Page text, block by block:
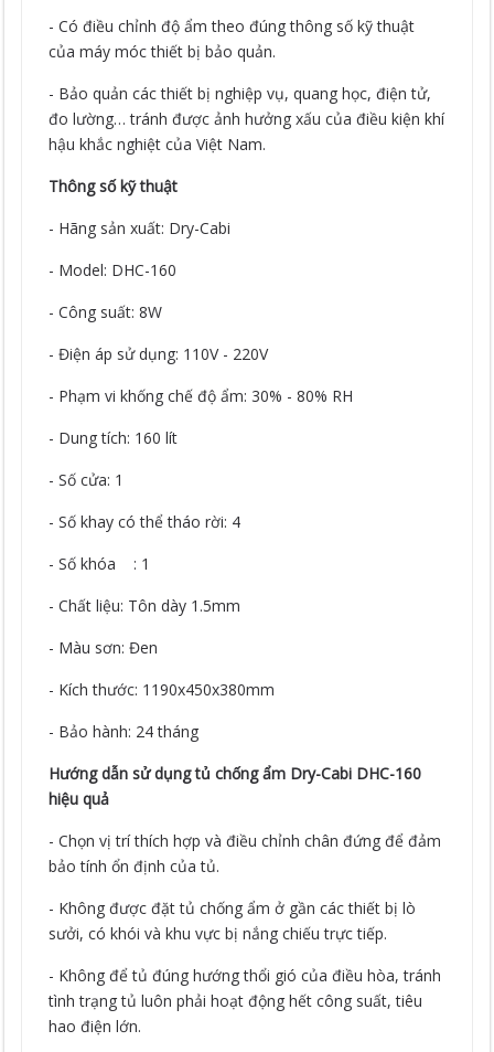
- Có điều chỉnh độ ẩm theo đúng thông số kỹ thuật
của máy móc thiết bị bảo quản.
- Bảo quản các thiết bị nghiệp vụ, quang học, điện tử,
đo lường… tránh được ảnh hưởng xấu của điều kiện khí
hậu khắc nghiệt của Việt Nam.
Thông số kỹ thuật
- Hãng sản xuất: Dry-Cabi
- Model: DHC-160
- Công suất: 8W
- Điện áp sử dụng: 110V - 220V
- Phạm vi khống chế độ ẩm: 30% - 80% RH
- Dung tích: 160 lít
- Số cửa: 1
- Số khay có thể tháo rời: 4
- Số khóa : 1
- Chất liệu: Tôn dày 1.5mm
- Màu sơn: Đen
- Kích thước: 1190x450x380mm
- Bảo hành: 24 tháng
Hướng dẫn sử dụng tủ chống ẩm Dry-Cabi DHC-160
hiệu quả
- Chọn vị trí thích hợp và điều chỉnh chân đứng để đảm
bảo tính ổn định của tủ.
- Không được đặt tủ chống ẩm ở gần các thiết bị lò
sưởi, có khói và khu vực bị nắng chiếu trực tiếp.
- Không để tủ đúng hướng thổi gió của điều hòa, tránh
tình trạng tủ luôn phải hoạt động hết công suất, tiêu
hao điện lớn.